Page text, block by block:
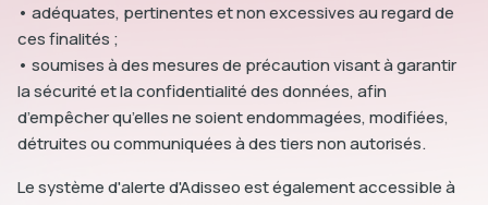
• adéquates, pertinentes et non excessives au regard de
ces finalités ;
• soumises à des mesures de précaution visant à garantir
la sécurité et la confidentialité des données, afin
d’empêcher qu’elles ne soient endommagées, modifiées,
détruites ou communiquées à des tiers non autorisés.
Le système d'alerte d'Adisseo est également accessible à